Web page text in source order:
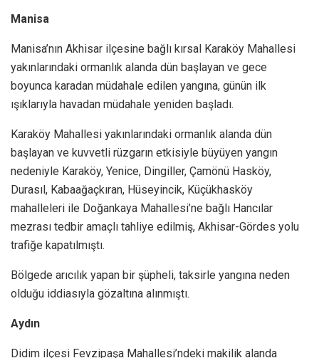
Manisa
Manisa’nın Akhisar ilçesine bağlı kırsal Karaköy Mahallesi
yakınlarındaki ormanlık alanda dün başlayan ve gece
boyunca karadan müdahale edilen yangına, günün ilk
ışıklarıyla havadan müdahale yeniden başladı.
Karaköy Mahallesi yakınlarındaki ormanlık alanda dün
başlayan ve kuvvetli rüzgarın etkisiyle büyüyen yangın
nedeniyle Karaköy, Yenice, Dingiller, Çamönü Hasköy,
Durasıl, Kabaağaçkıran, Hüseyincik, Küçükhasköy
mahalleleri ile Doğankaya Mahallesi’ne bağlı Hancılar
mezrası tedbir amaçlı tahliye edilmiş, Akhisar-Gördes yolu
trafiğe kapatılmıştı.
Bölgede arıcılık yapan bir şüpheli, taksirle yangına neden
olduğu iddiasıyla gözaltına alınmıştı.
Aydın
Didim ilçesi Fevzipaşa Mahallesi’ndeki makilik alanda